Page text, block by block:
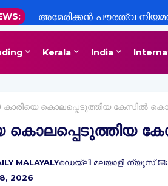
അമേരിക്കൻ പൗരത്വ
Kerala India
കാരിയെ കൊലപ്പെടുത്തിയ കേസിൽ
കൊലപ്പെടുത്തിയ
MALAYALYഡെയ്‌ലി മലയാളി ന്യൂസ്
2026